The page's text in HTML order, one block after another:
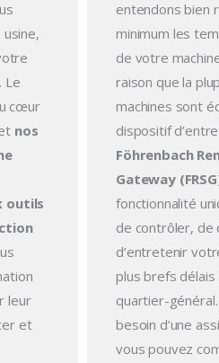
Le
cœur
nos
outils
leur
et
entendons bien
minimum les
de votre
raison que la
machines sont
dispositif
Föhrenbach
Gateway
fonctionnalité
de contrôler, de
d’entretenir
plus brefs
quartier-
besoin d’une
vous pouvez